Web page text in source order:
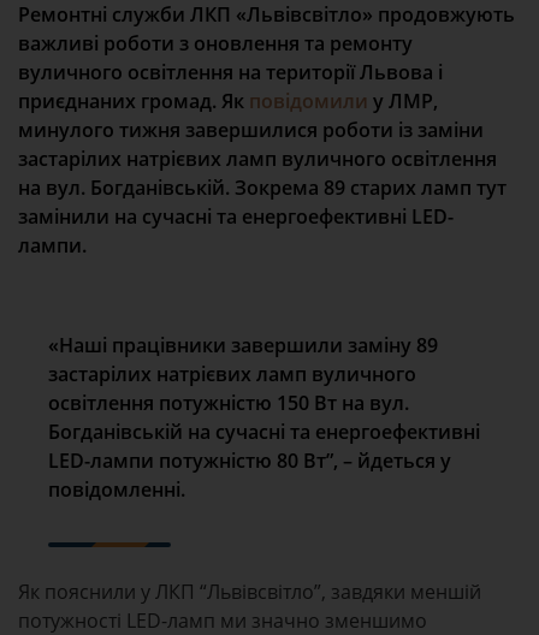
Ремонтні служби ЛКП «Львівсвітло» продовжують
важливі роботи з оновлення та ремонту
вуличного освітлення на території Львова і
приєднаних громад. Як повідомили у ЛМР,
минулого тижня завершилися роботи із заміни
застарілих натрієвих ламп вуличного освітлення
на вул. Богданівській. Зокрема 89 старих ламп тут
замінили на сучасні та енергоефективні LED-
лампи.
«Наші працівники завершили заміну 89
застарілих натрієвих ламп вуличного
освітлення потужністю 150 Вт на вул.
Богданівській на сучасні та енергоефективні
LED-лампи потужністю 80 Вт”, – йдеться у
повідомленні.
Як пояснили у ЛКП “Львівсвітло”, завдяки меншій
потужності LED-ламп ми значно зменшимо